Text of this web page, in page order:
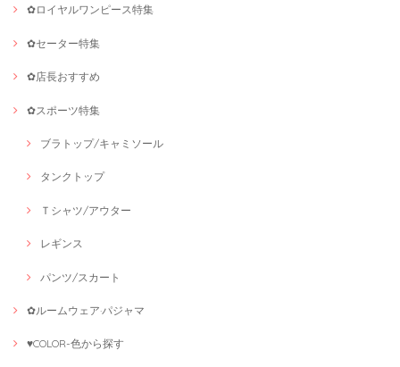
✿ロイヤルワンピース特集
✿セーター特集
✿店長おすすめ
✿スポーツ特集
ブラトップ/キャミソール
タンクトップ
Ｔシャツ/アウター
レギンス
パンツ/スカート
✿ルームウェア·パジャマ
♥COLOR-色から探す